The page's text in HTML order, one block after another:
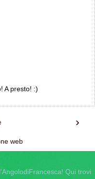
A presto! :)
›
web
Qui trovi